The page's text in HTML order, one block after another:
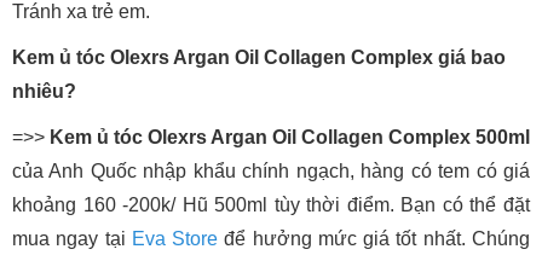
Tránh xa trẻ em.
Kem ủ tóc Olexrs Argan Oil Collagen Complex giá bao
nhiêu?
=>> Kem ủ tóc Olexrs Argan Oil Collagen Complex 500ml
của Anh Quốc nhập khẩu chính ngạch, hàng có tem có giá
khoảng 160 -200k/ Hũ 500ml tùy thời điểm. Bạn có thể đặt
mua ngay tại Eva Store để hưởng mức giá tốt nhất. Chúng